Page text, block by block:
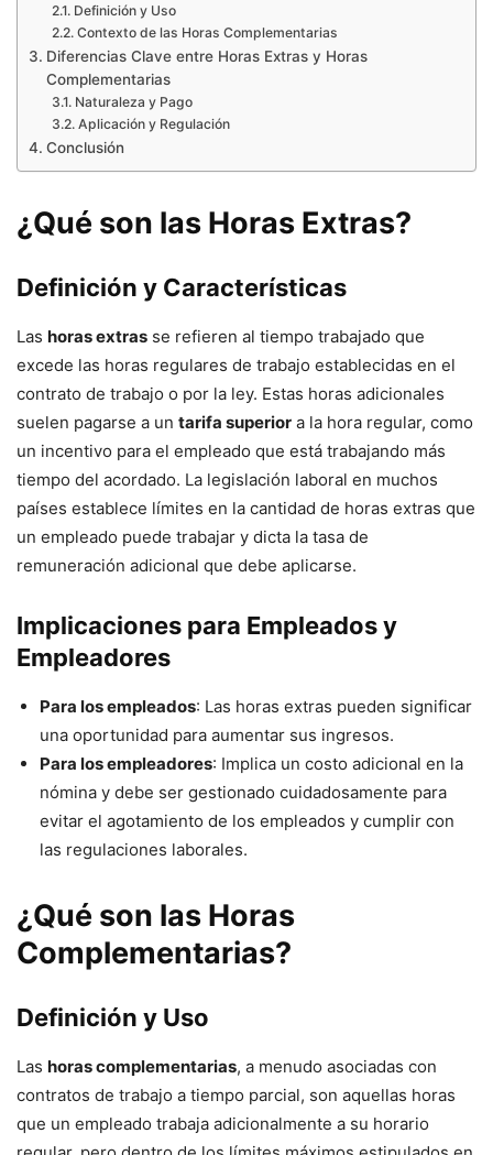
Definición y Uso
Contexto de las Horas Complementarias
Diferencias Clave entre Horas Extras y Horas
Complementarias
Naturaleza y Pago
Aplicación y Regulación
Conclusión
¿Qué son las Horas Extras?
Definición y Características
Las horas extras se refieren al tiempo trabajado que
excede las horas regulares de trabajo establecidas en el
contrato de trabajo o por la ley. Estas horas adicionales
suelen pagarse a un tarifa superior a la hora regular, como
un incentivo para el empleado que está trabajando más
tiempo del acordado. La legislación laboral en muchos
países establece límites en la cantidad de horas extras que
un empleado puede trabajar y dicta la tasa de
remuneración adicional que debe aplicarse.
Implicaciones para Empleados y
Empleadores
Para los empleados: Las horas extras pueden significar
una oportunidad para aumentar sus ingresos.
Para los empleadores: Implica un costo adicional en la
nómina y debe ser gestionado cuidadosamente para
evitar el agotamiento de los empleados y cumplir con
las regulaciones laborales.
¿Qué son las Horas
Complementarias?
Definición y Uso
Las horas complementarias, a menudo asociadas con
contratos de trabajo a tiempo parcial, son aquellas horas
que un empleado trabaja adicionalmente a su horario